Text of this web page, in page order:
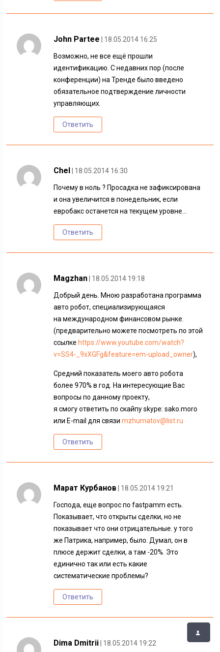
John Partee | 18.05.2014 16:25
Возможно, не все ещё прошли
идентификацию. С недавних пор (после
конференции) на Тренде было введено
обязательное подтверждение личности
управляющих.
Ответить
Chel | 18.05.2014 16:30
Почему в ноль ? Просадка не зафиксирована
и она увеличится в понедельник, если
евробакс останется на текущем уровне…
Ответить
Magzhan | 18.05.2014 19:18
Добрый день. Мною разработана программа
авто робот, специализирующаяся
на международном финансовом рынке.
(предварительно можете посмотреть по этой
ссылке https://www.youtube.com/watch?
v=SS4-_9xXGFg&feature=em-upload_owner),
Средний показатель моего авто робота
более 970% в год. На интересующие Вас
вопросы по данному проекту,
я смогу ответить по скайпу skype: sako.moro
или E-mail для связиmzhumatov@list.ru
Ответить
Марат Курбанов | 18.05.2014 19:21
Господа, еще вопрос по fastpamm есть.
Показывает, что открыты сделки, но не
показывает что они отрицательные. у того
же Патрика, например, было. Думал, он в
плюсе держит сделки, а там -20%. Это
единично так или есть какие
систематические проблемы?
Ответить
Dima Dmitrii | 18.05.2014 19:22